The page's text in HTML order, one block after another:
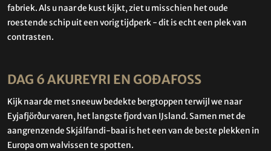
fabriek. Als u naar de kust kijkt, ziet u misschien het oude
roestende schip uit een vorig tijdperk - dit is echt een plek van
contrasten.
DAG 6 AKUREYRI EN GOÐAFOSS
Kijk naar de met sneeuw bedekte bergtoppen terwijl we naar
Eyjafjörður varen, het langste fjord van IJsland. Samen met de
aangrenzende Skjálfandi-baai is het een van de beste plekken in
Europa om walvissen te spotten.